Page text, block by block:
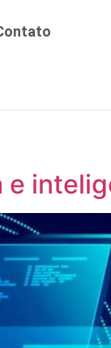
e